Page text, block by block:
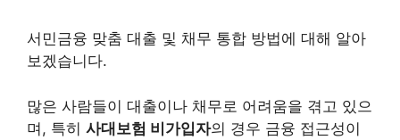
서민금융 맞춤 대출 및 채무 통합 방법에 대해 알아
보겠습니다.
많은 사람들이 대출이나 채무로 어려움을 겪고 있으
며, 특히 사대보험 비가입자의 경우 금융 접근성이